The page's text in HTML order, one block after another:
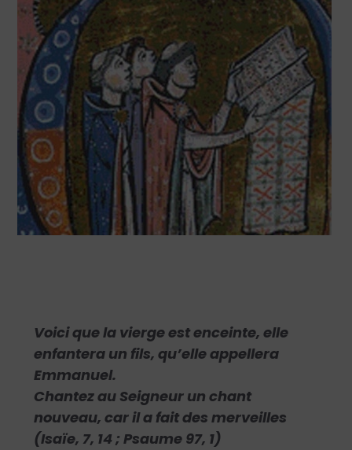
Voici que la vierge est enceinte, elle
enfantera un fils, qu’elle appellera
Emmanuel.
Chantez au Seigneur un chant
nouveau, car il a fait des merveilles
(Isaïe, 7, 14 ; Psaume 97, 1)